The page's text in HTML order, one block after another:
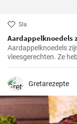
Sla
Aardappelknoedels
Aardappelknoedels
vleesgerechten. Ze
zijn heerlijk luchtig.
Gretarezepte